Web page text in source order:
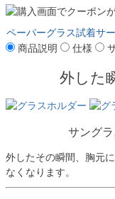
ペーパーグラス試着サ
商品説明
仕様
外した
サング
外したその瞬間、胸元
なくなります。